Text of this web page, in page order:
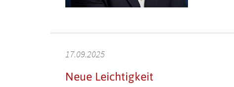
17.09.2025
Neue Leichtigkeit